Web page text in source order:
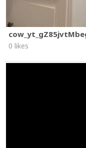
0 likes